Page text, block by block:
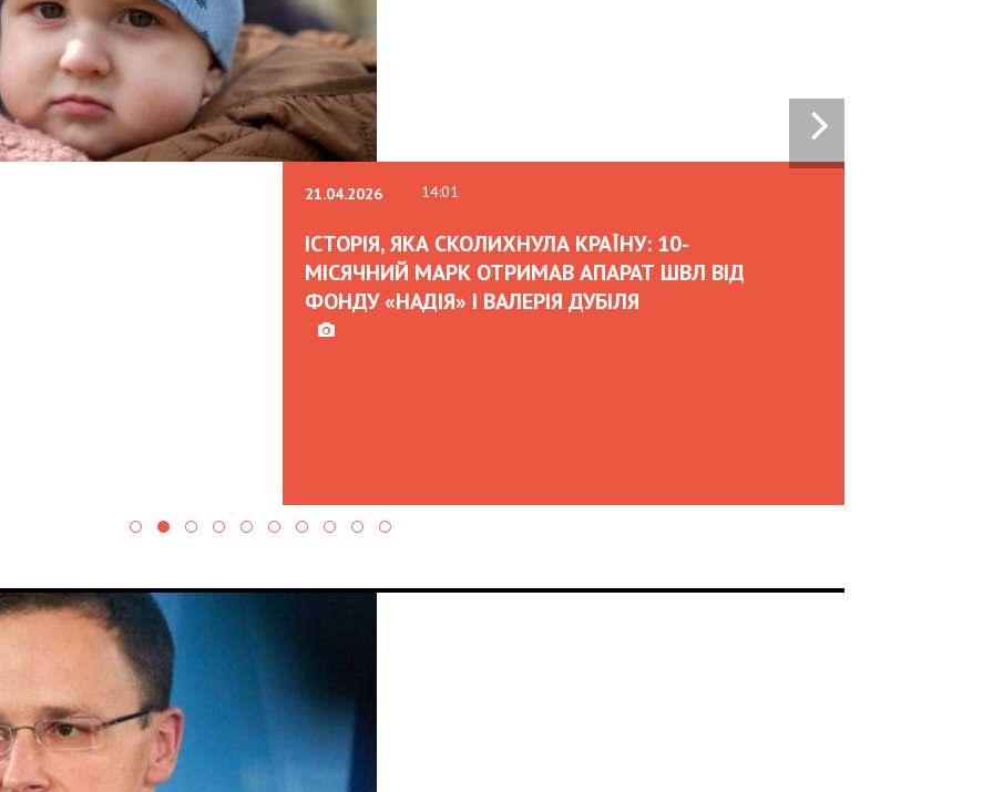
OLEKSII ABASOV: HOW UKRAINIAN BUSINESSES
CAN ATTRACT INTERNATIONAL INVESTMENTS
AND HEDGE RISKS DURING WAR